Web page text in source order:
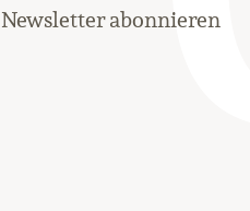
Newsletter abonnieren